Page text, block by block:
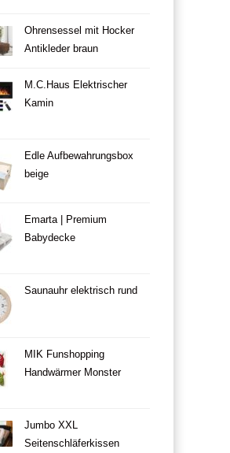
Ohrensessel mit Hocker
Antikleder braun
M.C.Haus Elektrischer
Kamin
Edle Aufbewahrungsbox
beige
Emarta | Premium
Babydecke
Saunauhr elektrisch rund
MIK Funshopping
Handwärmer Monster
Jumbo XXL
Seitenschläferkissen